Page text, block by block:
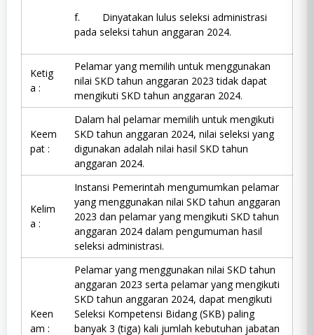
f. Dinyatakan lulus seleksi administrasi
pada seleksi tahun anggaran 2024.
Ketig
a :
Pelamar yang memilih untuk menggunakan
nilai SKD tahun anggaran 2023 tidak dapat
mengikuti SKD tahun anggaran 2024.
Keem
pat :
Dalam hal pelamar memilih untuk mengikuti
SKD tahun anggaran 2024, nilai seleksi yang
digunakan adalah nilai hasil SKD tahun
anggaran 2024.
Kelim
a :
Instansi Pemerintah mengumumkan pelamar
yang menggunakan nilai SKD tahun anggaran
2023 dan pelamar yang mengikuti SKD tahun
anggaran 2024 dalam pengumuman hasil
seleksi administrasi.
Keen
am :
Pelamar yang menggunakan nilai SKD tahun
anggaran 2023 serta pelamar yang mengikuti
SKD tahun anggaran 2024, dapat mengikuti
Seleksi Kompetensi Bidang (SKB) paling
banyak 3 (tiga) kali jumlah kebutuhan jabatan